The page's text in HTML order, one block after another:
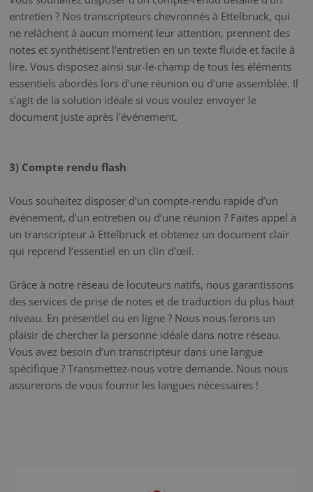
entretien ? Nos transcripteurs chevronnés à Ettelbruck, qui
ne relâchent à aucun moment leur attention, prennent des
notes et synthétisent l'entretien en un texte fluide et facile à
lire. Vous disposez ainsi sur-le-champ de tous les éléments
essentiels abordés lors d'une réunion ou d'une assemblée. Il
s'agit de la solution idéale si vous voulez envoyer le
document juste après l'événement.
3) Compte rendu flash
Vous souhaitez disposer d’un compte-rendu rapide d’un
événement, d’un entretien ou d’une réunion ? Faites appel à
un transcripteur à Ettelbruck et obtenez un document clair
qui reprend l’essentiel en un clin d'œil.
Grâce à notre réseau de locuteurs natifs, nous garantissons
des services de prise de notes et de traduction du plus haut
niveau. En présentiel ou en ligne ? Nous nous ferons un
plaisir de chercher la personne idéale dans notre réseau.
Vous avez besoin d’un transcripteur dans une langue
spécifique ? Transmettez-nous votre demande. Nous nous
assurerons de vous fournir les langues nécessaires !